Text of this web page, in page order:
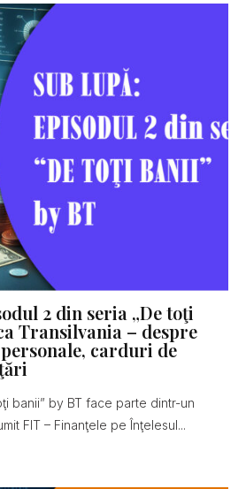
2 din seria „De toţi
Transilvania – despre
carduri de
banii” by BT face parte dintr-un
FIT – Finanţele pe Înţelesul...